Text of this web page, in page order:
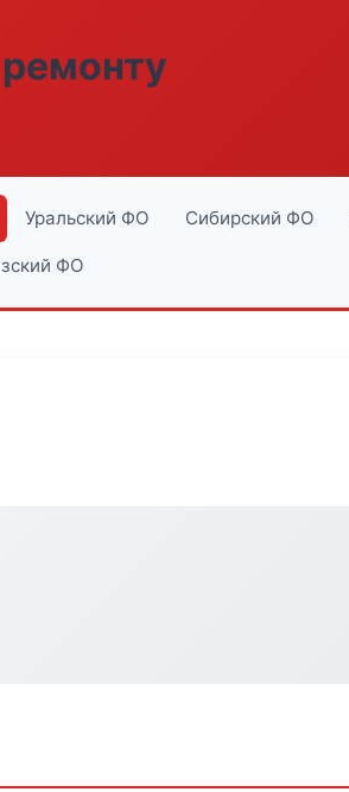
Уральский ФО Сибирский ФО
ФО